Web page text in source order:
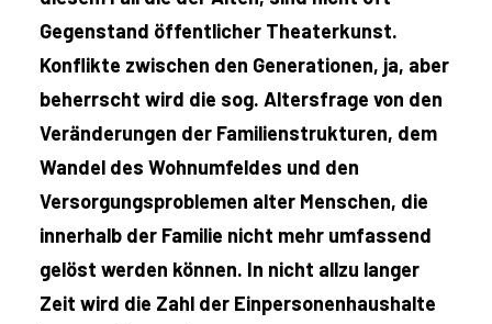
Gegenstand öffentlicher Theaterkunst.
Konflikte zwischen den Generationen, ja, aber
beherrscht wird die sog. Altersfrage von den
Veränderungen der Familienstrukturen, dem
Wandel des Wohnumfeldes und den
Versorgungsproblemen alter Menschen, die
innerhalb der Familie nicht mehr umfassend
gelöst werden können. In nicht allzu langer
Zeit wird die Zahl der Einpersonenhaushalte